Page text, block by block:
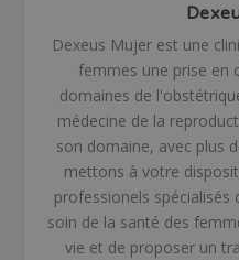
Dexeus Mujer est une
femmes une prise en
domaines de
médecine de la
son domaine, avec plus
mettons à votre
professionels spécialisés
soin de la santé des
vie et de proposer un